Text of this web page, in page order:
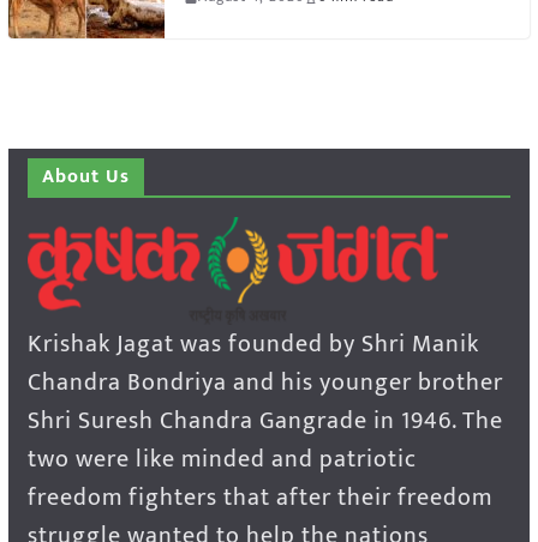
About Us
Krishak Jagat was founded by Shri Manik
Chandra Bondriya and his younger brother
Shri Suresh Chandra Gangrade in 1946. The
two were like minded and patriotic
freedom fighters that after their freedom